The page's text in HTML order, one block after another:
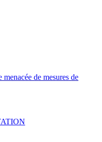
de mesures de